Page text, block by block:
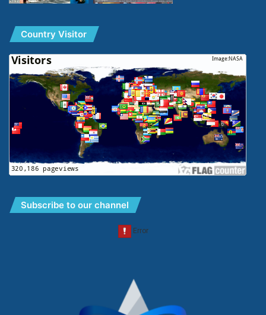
Country Visitor
Subscribe to our channel